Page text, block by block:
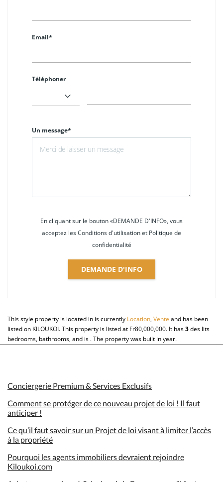
Email*
Téléphoner
Un message*
En cliquant sur le bouton «DEMANDE D'INFO», vous
acceptez les Conditions d'utilisation et Politique de
confidentialité
DEMANDE D'INFO
This style property is located in is currently Location,Vente and has been
listed on KILOUKOI. This property is listed at Fr80,000,000. It has3des lits
bedrooms, bathrooms, and is . The property was built in year.
Conciergerie Premium & Services Exclusifs
Comment se protéger de ce nouveau projet de loi ! Il faut
anticiper !
Ce qu’il faut savoir sur un Projet de loi visant à limiter l’accès
à la propriété
Pourquoi les agents immobiliers devraient rejoindre
Kiloukoi.com